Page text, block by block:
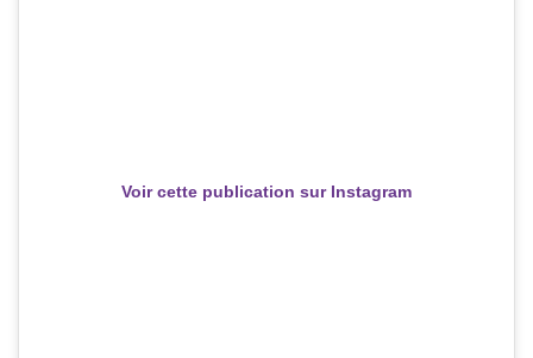
Voir cette publication sur Instagram